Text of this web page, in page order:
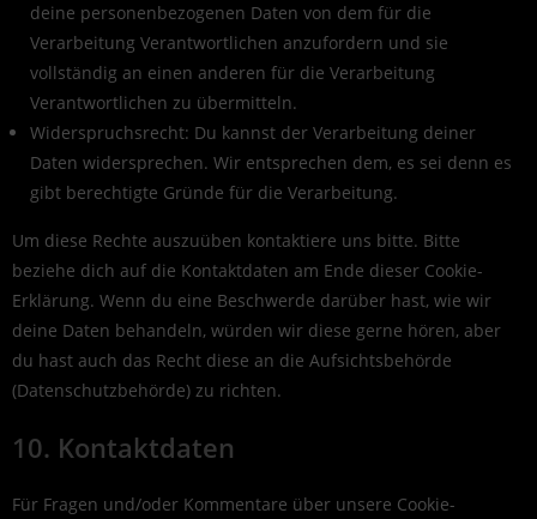
deine personenbezogenen Daten von dem für die
Verarbeitung Verantwortlichen anzufordern und sie
vollständig an einen anderen für die Verarbeitung
Verantwortlichen zu übermitteln.
Widerspruchsrecht: Du kannst der Verarbeitung deiner
Daten widersprechen. Wir entsprechen dem, es sei denn es
gibt berechtigte Gründe für die Verarbeitung.
Um diese Rechte auszuüben kontaktiere uns bitte. Bitte
beziehe dich auf die Kontaktdaten am Ende dieser Cookie-
Erklärung. Wenn du eine Beschwerde darüber hast, wie wir
deine Daten behandeln, würden wir diese gerne hören, aber
du hast auch das Recht diese an die Aufsichtsbehörde
(Datenschutzbehörde) zu richten.
10. Kontaktdaten
Für Fragen und/oder Kommentare über unsere Cookie-